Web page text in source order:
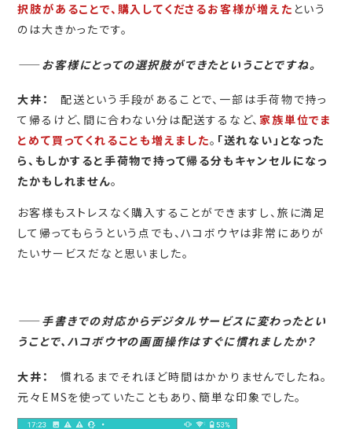
択肢があることで、購入してくださるお客様が増えた という
のは大きかったです。
――お客様にとっての選択肢ができたということですね。
大井：
配送という手段があることで、一部は手荷物で持っ
て帰るけど、間に合わない分は配送するなど、家族単位でま
とめて買ってくれることも増えました。 「送れない」となった
ら、もしかすると手荷物で持って帰る分もキャンセルになっ
たかもしれません。
お客様もストレスなく購入することができますし、旅に満足
して帰ってもらうという点でも、ハコボウヤは非常にありが
たいサービスだなと思いました。
――手書きでの対応からデジタルサービスに変わったとい
うことで、ハコボウヤの画面操作はすぐに慣れましたか？
大井：
慣れるまでそれほど時間はかかりませんでしたね。
元々EMSを使っていたこともあり、簡単な印象でした。